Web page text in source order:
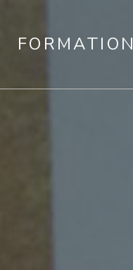
FORMATION